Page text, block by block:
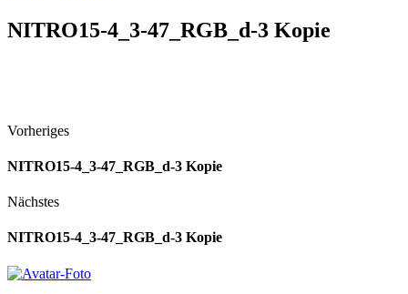
NITRO15-4_3-47_RGB_d-3 Kopie
Vorheriges
NITRO15-4_3-47_RGB_d-3 Kopie
Nächstes
NITRO15-4_3-47_RGB_d-3 Kopie